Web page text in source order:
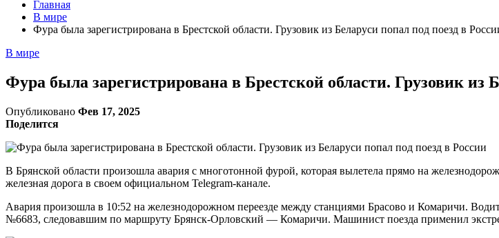
Главная
В мире
Фура была зарегистрирована в Брестской области. Грузовик из Беларуси попал под поезд в
В мире
Фура была зарегистрирована в Брестской области. Грузовик из
Опубликовано Фев 17, 2025
Поделится
В Брянской области произошла авария с многотонной фурой, которая вылетела прямо на
железная дорога в своем официальном Telegram-канале.
Авария произошла в 10:52 на железнодорожном переезде между станциями Брасово и Комаричи.
№6683, следовавшим по маршруту Брянск-Орловский — Комаричи. Машинист поезда применил